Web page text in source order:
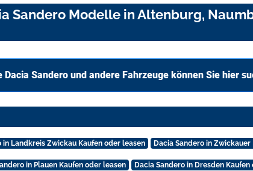
Sandero Modelle in Altenburg,
Dacia Sandero und andere Fahrzeuge können Sie hier
in Landkreis Zwickau Kaufen oder leasen Dacia Sandero in
in Plauen Kaufen oder leasen Dacia Sandero in Dresden Kaufen